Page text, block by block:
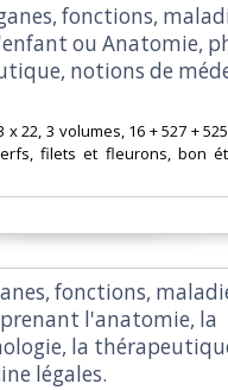
fonctions,
ou Anatomie,
notions de
22, 3 volumes, 16 + 527 +
filets et fleurons, bon
fonctions,
l'anatomie, la
la
légales.‎